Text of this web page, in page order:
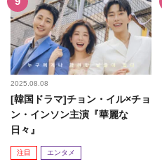
2025.08.08
[韓国ドラマ]チョン・イル×チョ
ン・インソン主演『華麗な
日々』
注目 エンタメ